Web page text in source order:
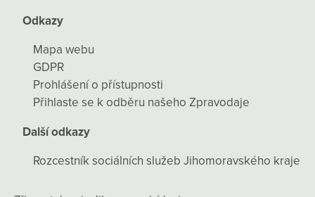
Odkazy
Mapa webu
GDPR
Prohlášení o přístupnosti
Přihlaste se k odběru našeho Zpravodaje
Další odkazy
Rozcestník sociálních služeb Jihomoravského kraje